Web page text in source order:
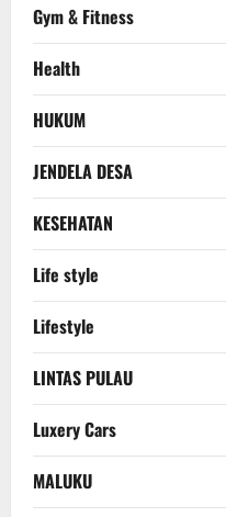
Gym & Fitness
Health
HUKUM
JENDELA DESA
KESEHATAN
Life style
Lifestyle
LINTAS PULAU
Luxery Cars
MALUKU